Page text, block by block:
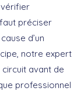
préciser
d’un
notre expert
avant de
professionnel